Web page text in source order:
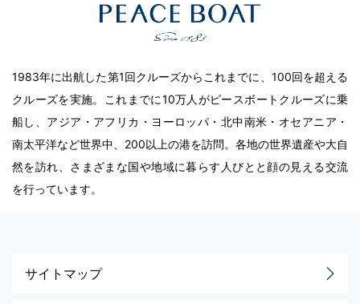
1983年に出航した第1回クルーズからこれまでに、100回を超える
クルーズを実施。これまでに10万人がピースボートクルーズに乗
船し、アジア・アフリカ・ヨーロッパ・北中南米・オセアニア・
南太平洋など世界中、200以上の港を訪問。各地の世界遺産や大自
然を訪れ、さまざまな国や地域に暮らす人びとと顔の見える交流
を行っています。
サイトマップ